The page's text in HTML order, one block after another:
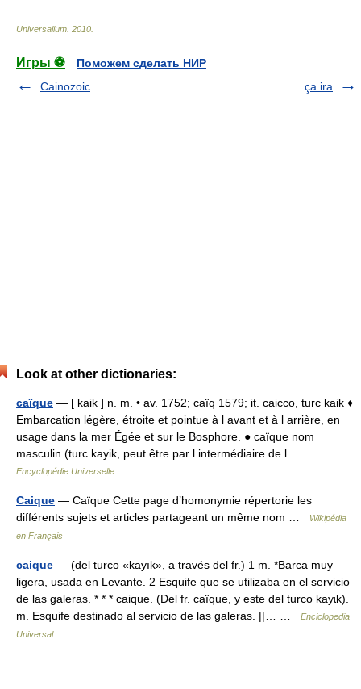
Universalium 2010
Игры ⚽
Поможем сделать НИР
Cainozoic
ça ira
Look at other dictionaries:
caïque — [ kaik ] n. m. • av. 1752; caïq 1579; it. caicco, turc kaik ♦
Embarcation légère, étroite et pointue à l avant et à l arrière, en
usage dans la mer Égée et sur le Bosphore. ● caïque nom
masculin (turc kayik, peut être par l intermédiaire de l… …
Encyclopédie Universelle
Caique — Caïque Cette page d’homonymie répertorie les
différents sujets et articles partageant un même nom …
Wikipédia
en Français
caique — (del turco «kayık», a través del fr.) 1 m. *Barca muy
ligera, usada en Levante. 2 Esquife que se utilizaba en el servicio
de las galeras. * * * caique. (Del fr. caïque, y este del turco kayɩk).
m. Esquife destinado al servicio de las galeras. ||… …
Enciclopedia
Universal